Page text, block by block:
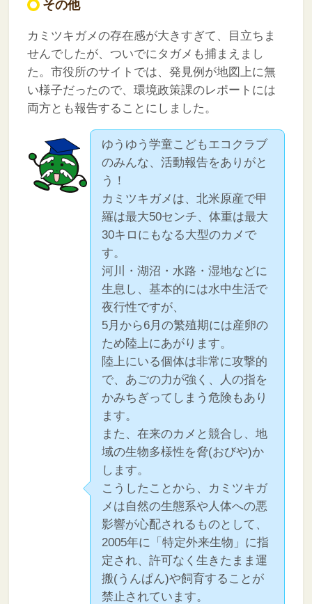
その他
カミツキガメの存在感が大きすぎて、目立ちま
せんでしたが、ついでにタガメも捕まえまし
た。市役所のサイトでは、発見例が地図上に無
い様子だったので、環境政策課のレポートには
両方とも報告することにしました。
ゆうゆう学童こどもエコクラブ
のみんな、活動報告をありがと
う！
カミツキガメは、北米原産で甲
羅は最大50センチ、体重は最大
30キロにもなる大型のカメで
す。
河川・湖沼・水路・湿地などに
生息し、基本的には水中生活で
夜行性ですが、
5月から6月の繁殖期には産卵の
ため陸上にあがります。
陸上にいる個体は非常に攻撃的
で、あごの力が強く、人の指を
かみちぎってしまう危険もあり
ます。
また、在来のカメと競合し、地
域の生物多様性を脅(おびや)か
します。
こうしたことから、カミツキガ
メは自然の生態系や人体への悪
影響が心配されるものとして、
2005年に「特定外来生物」に指
定され、許可なく生きたまま運
搬(うんぱん)や飼育することが
禁止されています。